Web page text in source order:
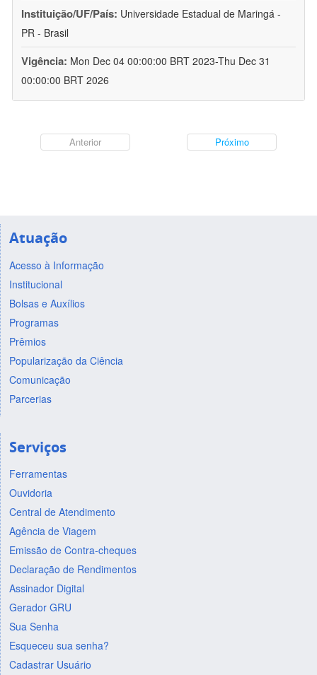
Instituição/UF/País: Universidade Estadual de Maringá -
PR - Brasil
Vigência: Mon Dec 04 00:00:00 BRT 2023-Thu Dec 31
00:00:00 BRT 2026
Anterior Próximo
Atuação
Acesso à Informação
Institucional
Bolsas e Auxílios
Programas
Prêmios
Popularização da Ciência
Comunicação
Parcerias
Serviços
Ferramentas
Ouvidoria
Central de Atendimento
Agência de Viagem
Emissão de Contra-cheques
Declaração de Rendimentos
Assinador Digital
Gerador GRU
Sua Senha
Esqueceu sua senha?
Cadastrar Usuário